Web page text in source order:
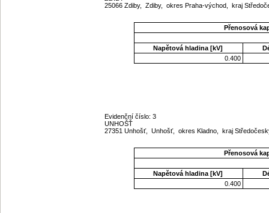
25066 Zdiby, Zdiby, okres Praha-východ, kraj
Přenosová
Napětová hladina [kV]
0.400
Evidenční číslo: 3
UNHOŠŤ
27351 Unhošť, Unhošť, okres Kladno, kraj
Přenosová
Napětová hladina [kV]
0.400